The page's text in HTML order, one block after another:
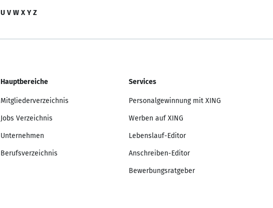
U V W X Y Z
Hauptbereiche
Mitgliederverzeichnis
Jobs Verzeichnis
Unternehmen
Berufsverzeichnis
Services
Personalgewinnung mit XING
Werben auf XING
Lebenslauf-Editor
Anschreiben-Editor
Bewerbungsratgeber